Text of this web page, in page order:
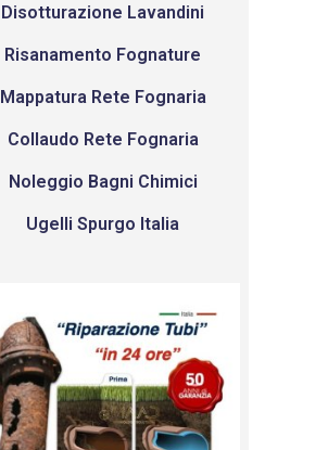
Disotturazione Lavandini
Risanamento Fognature
Mappatura Rete Fognaria
Collaudo Rete Fognaria
Noleggio Bagni Chimici
Ugelli Spurgo Italia